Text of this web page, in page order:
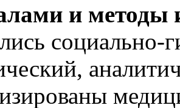
и методы
социально-